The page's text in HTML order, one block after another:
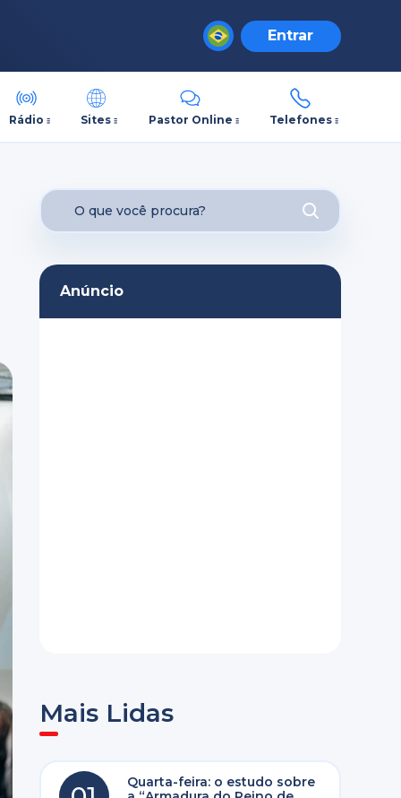
Entrar
Rádio Sites Pastor Online Telefones
Anúncio
Mais Lidas
Quarta-feira: o estudo sobre